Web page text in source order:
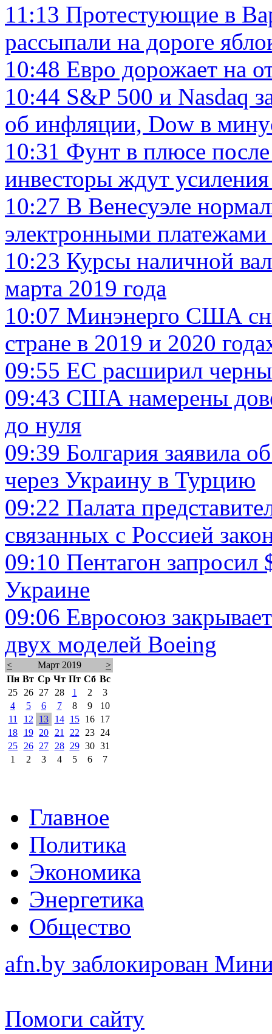
11:13 Протестующие в
рассыпали на дороге
10:48 Евро дорожает на
10:44 S&P 500 и Nasdaq
об инфляции, Dow в
10:31 Фунт в плюсе
инвесторы ждут
10:27 В Венесуэле
электронными платежами
10:23 Курсы наличной
марта 2019 года
10:07 Минэнерго США
стране в 2019 и 2020
09:55 ЕС расширил
09:43 США намерены
до нуля
09:39 Болгария заявила
через Украину в Турцию
09:22 Палата
связанных с Россией
09:10 Пентагон
Украине
09:06 Евросоюз
двух моделей Boeing
< Март 2019
>
Пн Вт Ср Чт Пт Сб Вс
25
26 27 28 1 2
3
4
5 6 7 8 9
10
11
12 13 14 15 16
17
18
19 20 21 22 23
24
25
26 27 28 29 30 31
1
2 3 4 5 6 7
Главное
Политика
Экономика
Энергетика
Общество
afn.by заблокирован
Помоги сайту